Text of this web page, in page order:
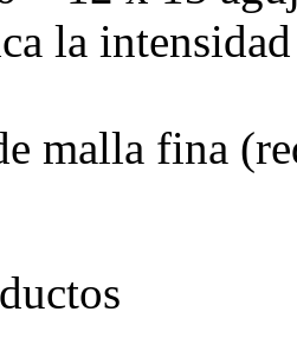
la
malla fina